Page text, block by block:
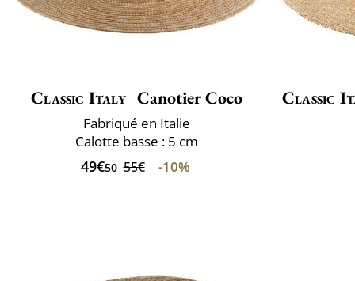
Classic Italy Canotier Coco
Fabriqué en Italie
Calotte basse : 5 cm
49€50 55€ -10%
Classic